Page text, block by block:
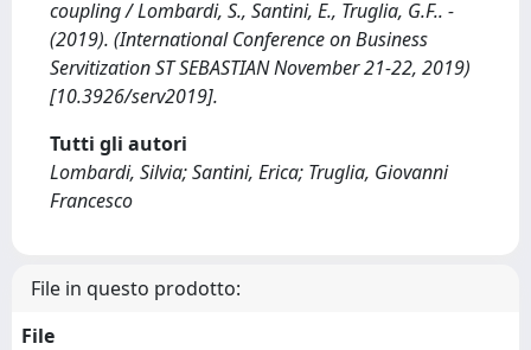
coupling / Lombardi, S., Santini, E., Truglia, G.F.. -
(2019). (International Conference on Business
Servitization ST SEBASTIAN November 21-22, 2019)
[10.3926/serv2019].
Tutti gli autori
Lombardi, Silvia; Santini, Erica; Truglia, Giovanni
Francesco
File in questo prodotto:
File